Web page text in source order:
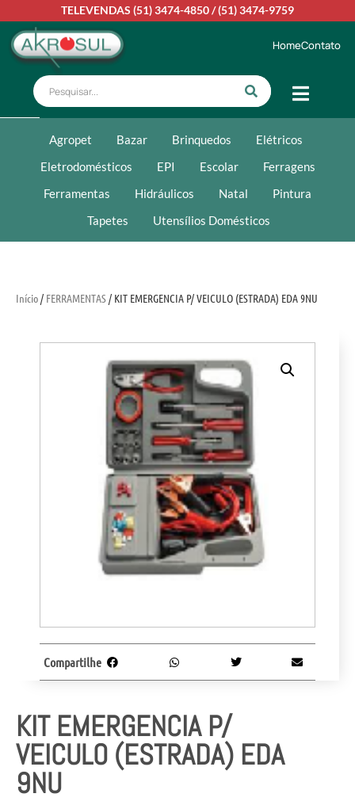
TELEVENDAS (51) 3474-4850/(51) 3474-9759
HomeContato
Agropet Bazar Brinquedos
Elétricos
Eletrodomésticos
EPI Escolar
Ferragens
Ferramentas
Hidráulicos Natal
Pintura
Tapetes
Utensílios Domésticos
Início/ FERRAMENTAS/ KIT EMERGENCIA P/ VEICULO (ESTRADA) EDA 9NU
KIT EMERGENCIA P/
VEICULO (ESTRADA) EDA
9NU
Compartilhe